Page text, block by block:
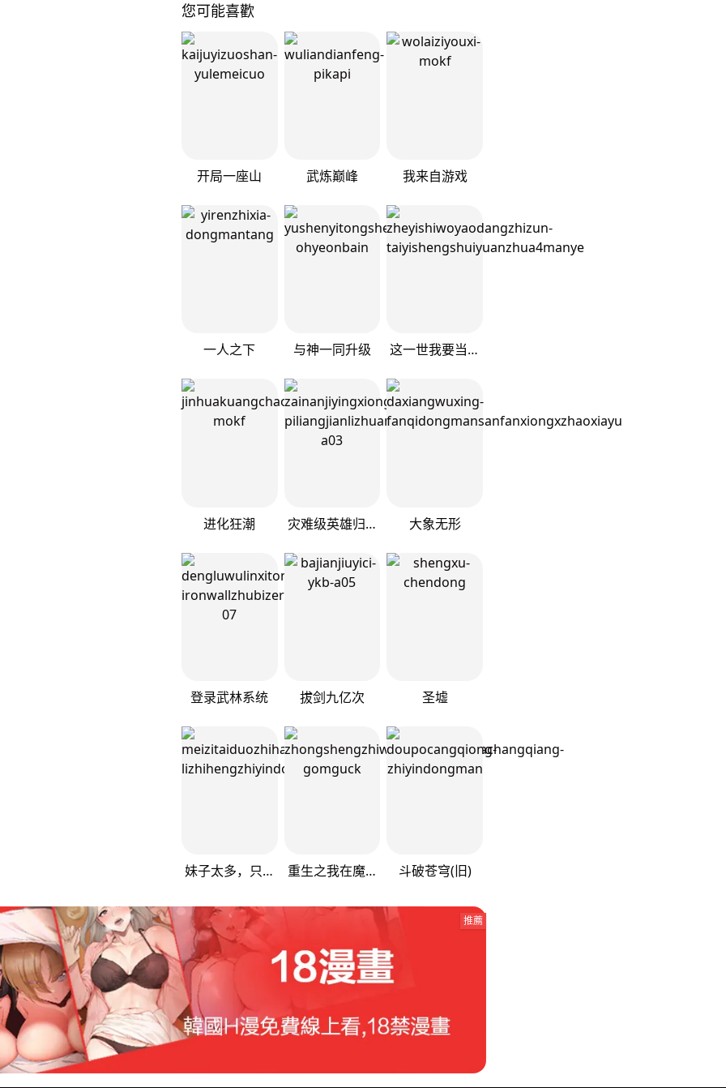
您可能喜歡
开局一座山 武炼巅峰 我来自游戏
一人之下 与神一同升级 这一世我要当至尊
进化狂潮 灾难级英雄归来 大象无形
登录武林系统 拔剑九亿次 圣墟
妹子太多，只好飞升了 重生之我在魔教耍长枪 斗破苍穹(旧)
推薦